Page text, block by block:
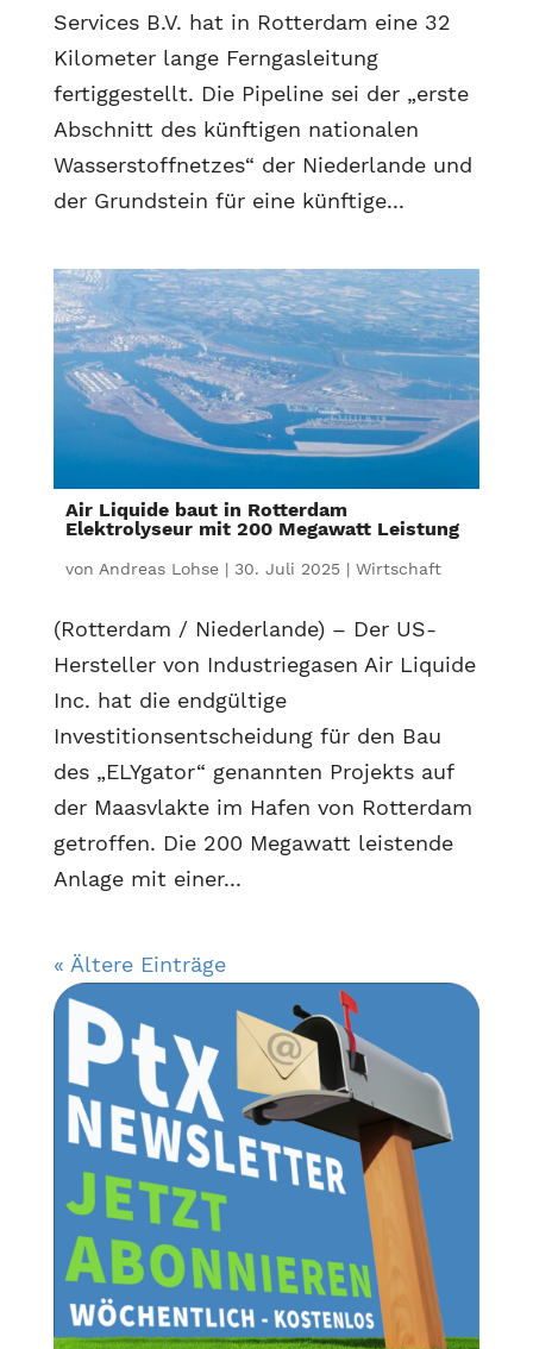
Services B.V. hat in Rotterdam eine 32
Kilometer lange Ferngasleitung
fertiggestellt. Die Pipeline sei der „erste
Abschnitt des künftigen nationalen
Wasserstoffnetzes“ der Niederlande und
der Grundstein für eine künftige...
Air Liquide baut in Rotterdam
Elektrolyseur mit 200 Megawatt Leistung
von Andreas Lohse| 30. Juli 2025| Wirtschaft
(Rotterdam / Niederlande) – Der US-
Hersteller von Industriegasen Air Liquide
Inc. hat die endgültige
Investitionsentscheidung für den Bau
des „ELYgator“ genannten Projekts auf
der Maasvlakte im Hafen von Rotterdam
getroffen. Die 200 Megawatt leistende
Anlage mit einer...
« Ältere Einträge